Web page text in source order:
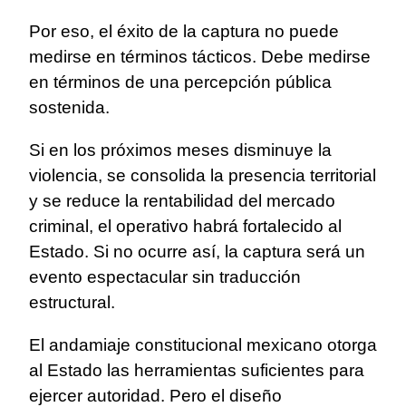
Por eso, el éxito de la captura no puede
medirse en términos tácticos. Debe medirse
en términos de una percepción pública
sostenida.
Si en los próximos meses disminuye la
violencia, se consolida la presencia territorial
y se reduce la rentabilidad del mercado
criminal, el operativo habrá fortalecido al
Estado. Si no ocurre así, la captura será un
evento espectacular sin traducción
estructural.
El andamiaje constitucional mexicano otorga
al Estado las herramientas suficientes para
ejercer autoridad. Pero el diseño